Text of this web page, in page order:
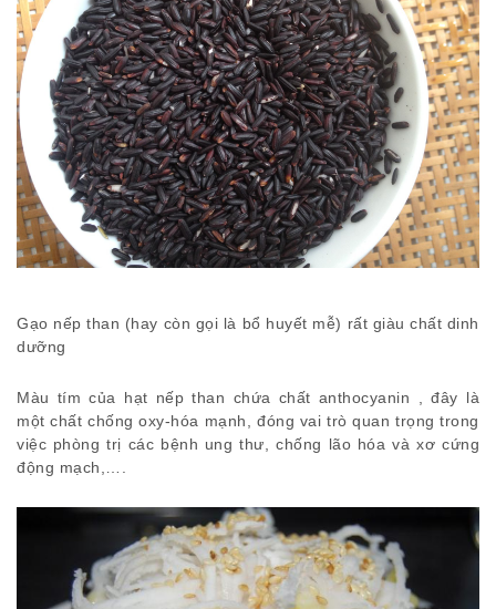
Gạo nếp than (hay còn gọi là bổ huyết mễ) rất giàu chất dinh
dưỡng
Màu tím của hạt nếp than chứa chất anthocyanin , đây là
một chất chống oxy-hóa mạnh, đóng vai trò quan trọng trong
việc phòng trị các bệnh ung thư, chống lão hóa và xơ cứng
động mạch,….